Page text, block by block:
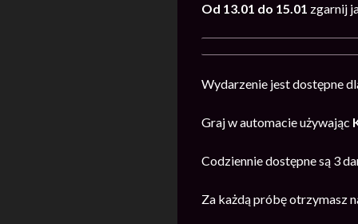
Od 13.01 do 15.01 zgarnij
Wydarzenie jest dostępne
Graj w automacie używając
Codziennie dostępne są 3
Za każdą próbę otrzymasz